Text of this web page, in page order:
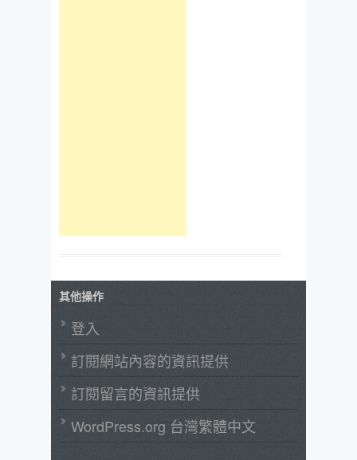
其他操作
登入
訂閱網站內容的資訊提供
訂閱留言的資訊提供
WordPress.org 台灣繁體中文